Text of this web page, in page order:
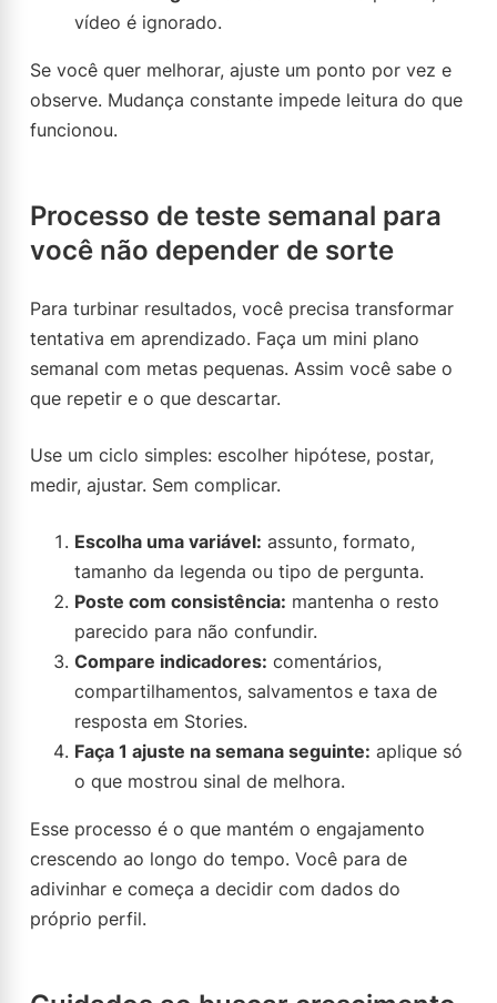
vídeo é ignorado.
Se você quer melhorar, ajuste um ponto por vez e
observe. Mudança constante impede leitura do que
funcionou.
Processo de teste semanal para
você não depender de sorte
Para turbinar resultados, você precisa transformar
tentativa em aprendizado. Faça um mini plano
semanal com metas pequenas. Assim você sabe o
que repetir e o que descartar.
Use um ciclo simples: escolher hipótese, postar,
medir, ajustar. Sem complicar.
Escolha uma variável: assunto, formato,
tamanho da legenda ou tipo de pergunta.
Poste com consistência: mantenha o resto
parecido para não confundir.
Compare indicadores: comentários,
compartilhamentos, salvamentos e taxa de
resposta em Stories.
Faça 1 ajuste na semana seguinte: aplique só
o que mostrou sinal de melhora.
Esse processo é o que mantém o engajamento
crescendo ao longo do tempo. Você para de
adivinhar e começa a decidir com dados do
próprio perfil.